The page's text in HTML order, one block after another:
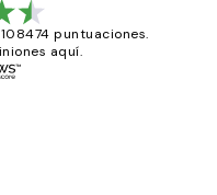
puntuaciones.
aquí.